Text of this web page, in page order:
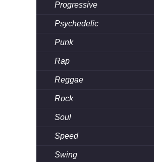
Progressive
Psychedelic
Punk
Rap
Reggae
Rock
Soul
Speed
Swing